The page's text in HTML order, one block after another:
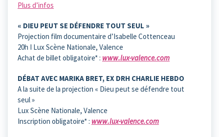
Plus d’infos
« DIEU PEUT SE DÉFENDRE TOUT SEUL »
Projection film documentaire d’Isabelle Cottenceau
20h I Lux Scène Nationale, Valence
Achat de billet obligatoire* : www.lux-valence.com
DÉBAT AVEC MARIKA BRET, EX DRH CHARLIE HEBDO
A la suite de la projection « Dieu peut se défendre tout
seul »
Lux Scène Nationale, Valence
Inscription obligatoire* : www.lux-valence.com